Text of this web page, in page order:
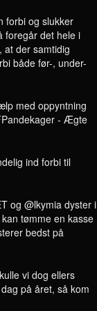
forbi og slukker
foregår det hele i
at der samtidig
både før-, under-
med oppyntning
- Ægte
ind forbi til
og @lkymia dyster i
tømme en kasse
bedst på
vi dog ellers
på året, så kom